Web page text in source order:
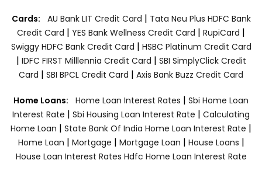
Cards: AU Bank LIT Credit Card | Tata Neu Plus HDFC Bank
Credit Card | YES Bank Wellness Credit Card | RupiCard |
Swiggy HDFC Bank Credit Card | HSBC Platinum Credit Card
| IDFC FIRST Milllennia Credit Card | SBI SimplyClick Credit
Card | SBI BPCL Credit Card | Axis Bank Buzz Credit Card
Home Loans: Home Loan Interest Rates | Sbi Home Loan
Interest Rate | Sbi Housing Loan Interest Rate | Calculating
Home Loan | State Bank Of India Home Loan Interest Rate |
Home Loan | Mortgage | Mortgage Loan | House Loans |
House Loan Interest Rates Hdfc Home Loan Interest Rate